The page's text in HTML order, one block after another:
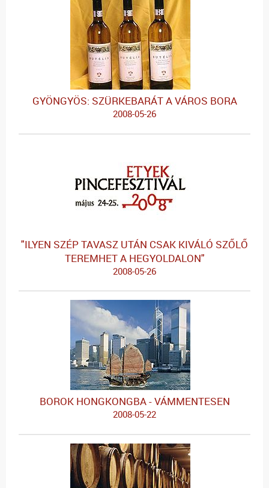
GYÖNGYÖS: SZÜRKEBARÁT A VÁROS BORA
2008-05-26
"ILYEN SZÉP TAVASZ UTÁN CSAK KIVÁLÓ SZŐLŐ
TEREMHET A HEGYOLDALON"
2008-05-26
BOROK HONGKONGBA - VÁMMENTESEN
2008-05-22